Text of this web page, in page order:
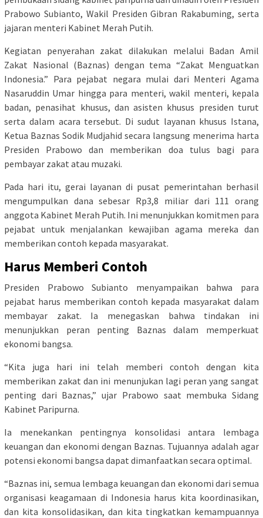
Prabowo Subianto, Wakil Presiden Gibran Rakabuming, serta
jajaran menteri Kabinet Merah Putih.
Kegiatan penyerahan zakat dilakukan melalui Badan Amil
Zakat Nasional (Baznas) dengan tema “Zakat Menguatkan
Indonesia.” Para pejabat negara mulai dari Menteri Agama
Nasaruddin Umar hingga para menteri, wakil menteri, kepala
badan, penasihat khusus, dan asisten khusus presiden turut
serta dalam acara tersebut. Di sudut layanan khusus Istana,
Ketua Baznas Sodik Mudjahid secara langsung menerima harta
Presiden Prabowo dan memberikan doa tulus bagi para
pembayar zakat atau muzaki.
Pada hari itu, gerai layanan di pusat pemerintahan berhasil
mengumpulkan dana sebesar Rp3,8 miliar dari 111 orang
anggota Kabinet Merah Putih. Ini menunjukkan komitmen para
pejabat untuk menjalankan kewajiban agama mereka dan
memberikan contoh kepada masyarakat.
Harus Memberi Contoh
Presiden Prabowo Subianto menyampaikan bahwa para
pejabat harus memberikan contoh kepada masyarakat dalam
membayar zakat. Ia menegaskan bahwa tindakan ini
menunjukkan peran penting Baznas dalam memperkuat
ekonomi bangsa.
“Kita juga hari ini telah memberi contoh dengan kita
memberikan zakat dan ini menunjukan lagi peran yang sangat
penting dari Baznas,” ujar Prabowo saat membuka Sidang
Kabinet Paripurna.
Ia menekankan pentingnya konsolidasi antara lembaga
keuangan dan ekonomi dengan Baznas. Tujuannya adalah agar
potensi ekonomi bangsa dapat dimanfaatkan secara optimal.
“Baznas ini, semua lembaga keuangan dan ekonomi dari semua
organisasi keagamaan di Indonesia harus kita koordinasikan,
dan kita konsolidasikan, dan kita tingkatkan kemampuannya